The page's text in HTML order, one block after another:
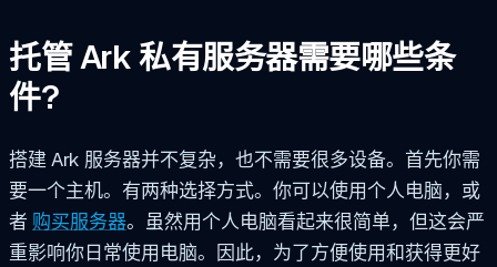
托管 Ark 私有服务器需要哪些条
件?
搭建 Ark 服务器并不复杂，也不需要很多设备。首先你需
要一个主机。有两种选择方式。你可以使用个人电脑，或
者 购买服务器。虽然用个人电脑看起来很简单，但这会严
重影响你日常使用电脑。因此，为了方便使用和获得更好